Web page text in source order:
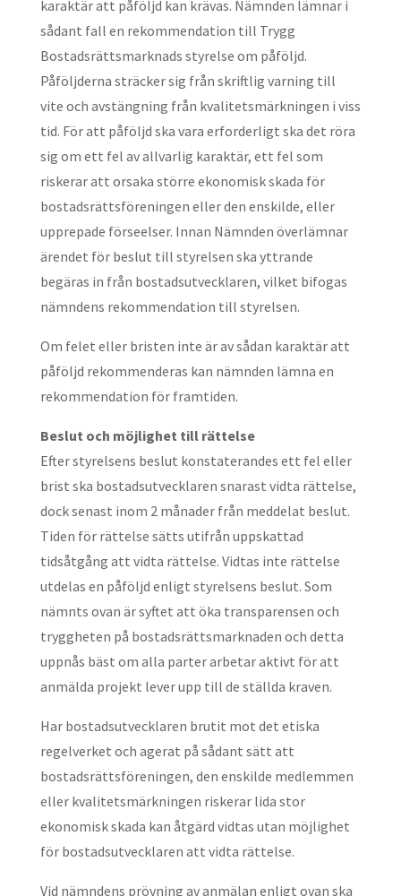
karaktär att påföljd kan krävas. Nämnden lämnar i
sådant fall en rekommendation till Trygg
Bostadsrättsmarknads styrelse om påföljd.
Påföljderna sträcker sig från skriftlig varning till
vite och avstängning från kvalitetsmärkningen i viss
tid. För att påföljd ska vara erforderligt ska det röra
sig om ett fel av allvarlig karaktär, ett fel som
riskerar att orsaka större ekonomisk skada för
bostadsrättsföreningen eller den enskilde, eller
upprepade förseelser. Innan Nämnden överlämnar
ärendet för beslut till styrelsen ska yttrande
begäras in från bostadsutvecklaren, vilket bifogas
nämndens rekommendation till styrelsen.
Om felet eller bristen inte är av sådan karaktär att
påföljd rekommenderas kan nämnden lämna en
rekommendation för framtiden.
Beslut och möjlighet till rättelse
Efter styrelsens beslut konstaterandes ett fel eller
brist ska bostadsutvecklaren snarast vidta rättelse,
dock senast inom 2 månader från meddelat beslut.
Tiden för rättelse sätts utifrån uppskattad
tidsåtgång att vidta rättelse. Vidtas inte rättelse
utdelas en påföljd enligt styrelsens beslut. Som
nämnts ovan är syftet att öka transparensen och
tryggheten på bostadsrättsmarknaden och detta
uppnås bäst om alla parter arbetar aktivt för att
anmälda projekt lever upp till de ställda kraven.
Har bostadsutvecklaren brutit mot det etiska
regelverket och agerat på sådant sätt att
bostadsrättsföreningen, den enskilde medlemmen
eller kvalitetsmärkningen riskerar lida stor
ekonomisk skada kan åtgärd vidtas utan möjlighet
för bostadsutvecklaren att vidta rättelse.
Vid nämndens prövning av anmälan enligt ovan ska